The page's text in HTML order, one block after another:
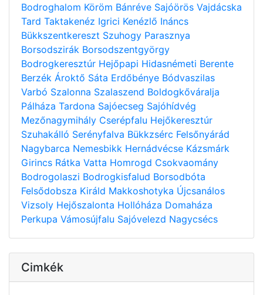
Bodroghalom Köröm Bánréve Sajóörös Vajdácska
Tard Taktakenéz Igrici Kenézlő Ináncs
Bükkszentkereszt Szuhogy Parasznya
Borsodszirák Borsodszentgyörgy
Bodrogkeresztúr Hejőpapi Hidasnémeti Berente
Berzék Ároktő Sáta Erdőbénye Bódvaszilas
Varbó Szalonna Szalaszend Boldogkőváralja
Pálháza Tardona Sajóecseg Sajóhídvég
Mezőnagymihály Cserépfalu Hejőkeresztúr
Szuhakálló Serényfalva Bükkzsérc Felsőnyárád
Nagybarca Nemesbikk Hernádvécse Kázsmárk
Girincs Rátka Vatta Homrogd Csokvaomány
Bodrogolaszi Bodrogkisfalud Borsodbóta
Felsődobsza Királd Makkoshotyka Újcsanálos
Vizsoly Hejőszalonta Hollóháza Domaháza
Perkupa Vámosújfalu Sajóvelezd Nagycsécs
Cimkék